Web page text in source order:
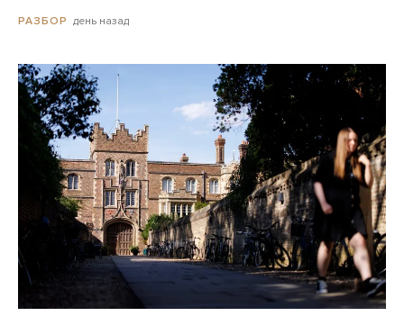
РАЗБОР день назад